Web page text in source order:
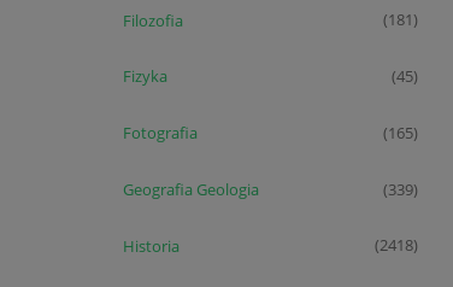
Filozofia (181)
Fizyka (45)
Fotografia (165)
Geografia Geologia (339)
Historia (2418)